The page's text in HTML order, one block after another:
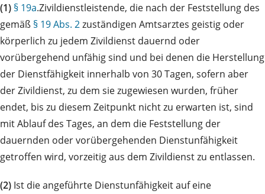
(1) § 19a.Zivildienstleistende, die nach der Feststellung des
gemäß § 19 Abs. 2zuständigen Amtsarztes geistig oder
körperlich zu jedem Zivildienst dauernd oder
vorübergehend unfähig sind und bei denen die Herstellung
der Dienstfähigkeit innerhalb von 30 Tagen, sofern aber
der Zivildienst, zu dem sie zugewiesen wurden, früher
endet, bis zu diesem Zeitpunkt nicht zu erwarten ist, sind
mit Ablauf des Tages, an dem die Feststellung der
dauernden oder vorübergehenden Dienstunfähigkeit
getroffen wird, vorzeitig aus dem Zivildienst zu entlassen.
(2) Ist die angeführte Dienstunfähigkeit auf eine